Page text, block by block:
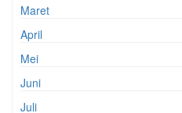
Maret
April
Mei
Juni
Juli